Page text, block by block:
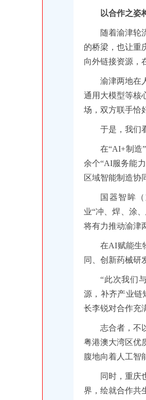
以合作之姿
随着渝津轮
的桥梁，也让重
向外链接资源，
渝津两地在
通用大模型等核
场，双方联手恰
于是，我们
在“AI+制造
余个“AI服务能
区域智能制造协
国器智眸
业“冲、焊、涂
将有力推动渝津
在AI赋能生
同、创新药械研
“此次我们
源，补齐产业链
长李锐对合作充
志合者，不
粤港澳大湾区优
腹地向着人工智
同时，重庆
界，绘就合作共